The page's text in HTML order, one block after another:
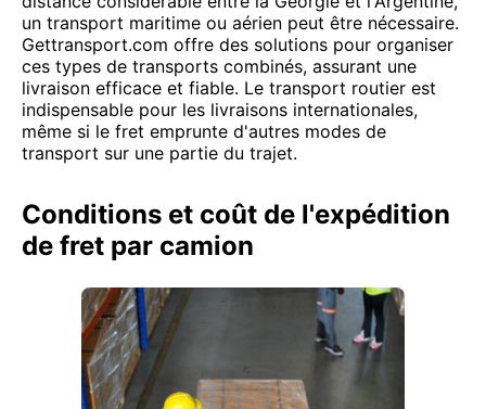
un transport maritime ou aérien peut être nécessaire.
Gettransport.com offre des solutions pour organiser
ces types de transports combinés, assurant une
livraison efficace et fiable. Le transport routier est
indispensable pour les livraisons internationales,
même si le fret emprunte d'autres modes de
transport sur une partie du trajet.
Conditions et coût de l'expédition
de fret par camion